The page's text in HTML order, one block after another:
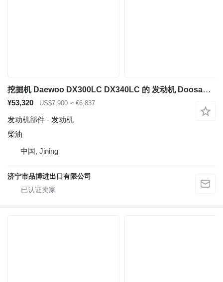
挖掘机 Daewoo DX300LC DX340LC 的 发动机 Doosan DL08
¥53,320 US$7,900 ≈ €6,837
发动机部件 - 发动机
柴油
中国, Jining
济宁市品博进出口有限公司